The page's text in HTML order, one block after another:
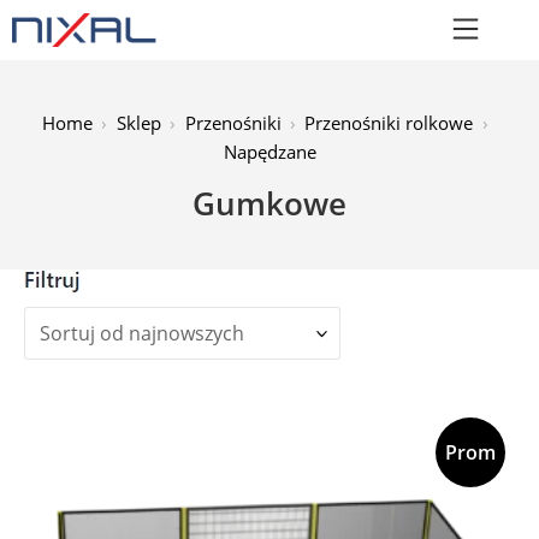
Home Sklep Przenośniki
Przenośniki rolkowe
Napędzane
Gumkowe
Prom